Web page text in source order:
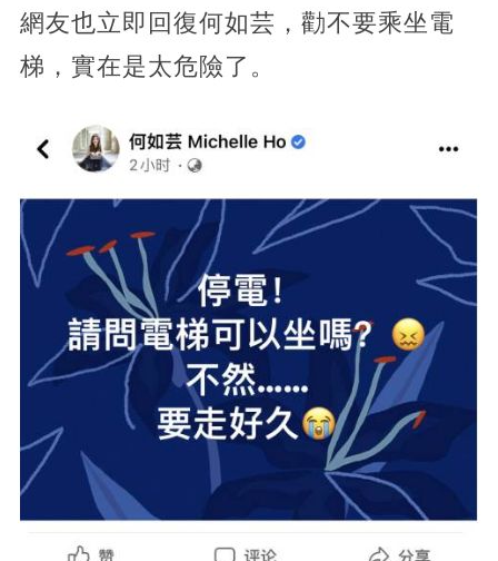
網友也立即回復何如芸，勸不要乘坐電
梯，實在是太危險了。